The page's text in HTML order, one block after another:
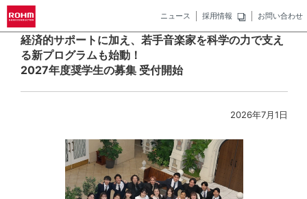
ニュース 採用情報 お問い合わせ
経済的サポートに加え、若手音楽家を科学の力で支え
る新プログラムも始動！
2027年度奨学生の募集 受付開始
2026年7月1日